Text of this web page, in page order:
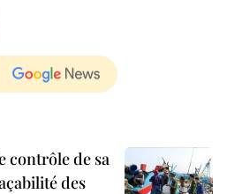
contrôle de sa
des